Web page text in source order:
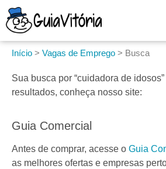
Início > Vagas de Emprego > Busca
Sua busca por “cuidadora de idosos”
resultados, conheça nosso site:
Guia Comercial
Antes de comprar, acesse o Guia
as melhores ofertas e empresas